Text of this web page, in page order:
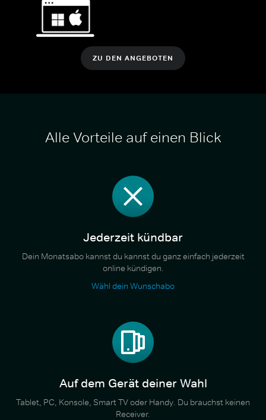
ZU DEN ANGEBOTEN
Alle Vorteile auf einen Blick
Jederzeit kündbar
Dein Monatsabo kannst du kannst du ganz einfach jederzeit
online kündigen.
Wähl dein Wunschabo
Auf dem Gerät deiner Wahl
Tablet, PC, Konsole, Smart TV oder Handy. Du brauchst keinen
Receiver.